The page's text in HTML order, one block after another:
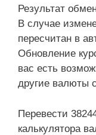
Результат
В случае
пересчитан в
Обновление
вас есть
другие валюты
Перевести
калькулятора